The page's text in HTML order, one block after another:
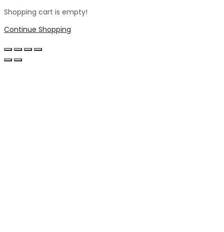
Shopping cart is empty!
Continue Shopping